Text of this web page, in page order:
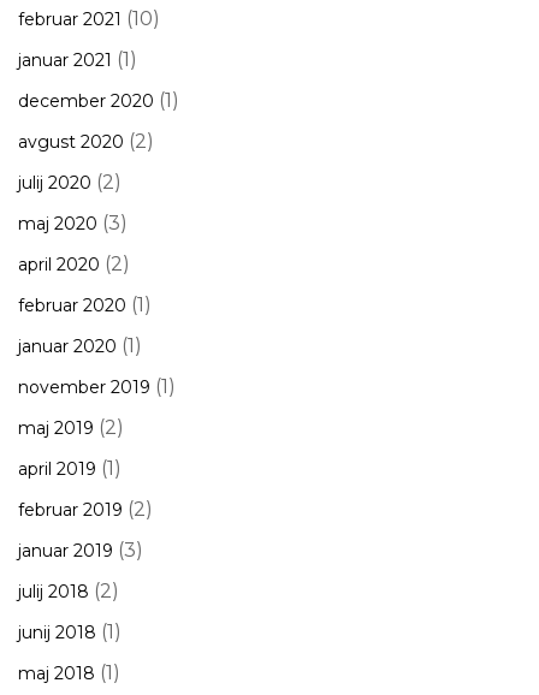
februar 2021 (10)
januar 2021 (1)
december 2020 (1)
avgust 2020 (2)
julij 2020 (2)
maj 2020 (3)
april 2020 (2)
februar 2020 (1)
januar 2020 (1)
november 2019 (1)
maj 2019 (2)
april 2019 (1)
februar 2019 (2)
januar 2019 (3)
julij 2018 (2)
junij 2018 (1)
maj 2018 (1)